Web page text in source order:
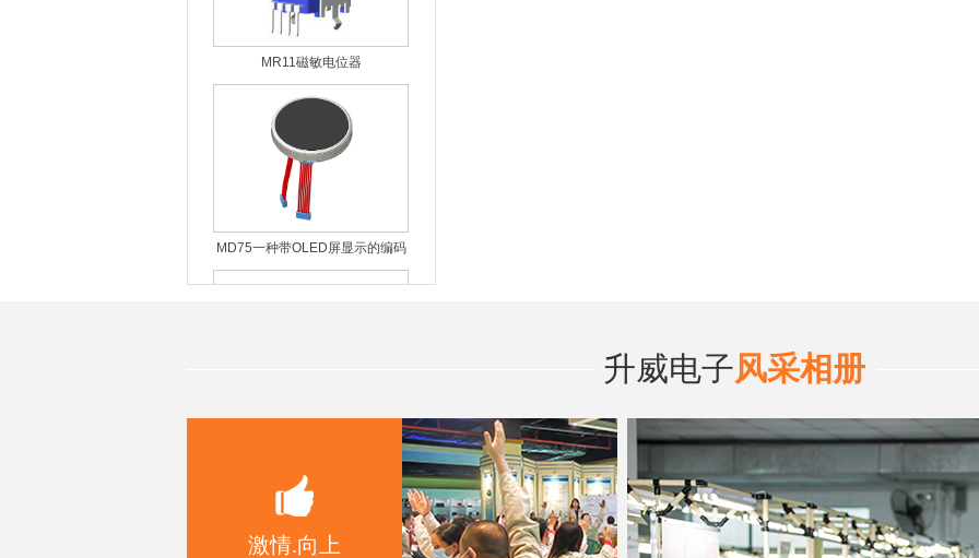
MR11磁敏电位器
MD75一种带OLED屏显示的编码
器模组
升威电子风采相册
激情.向上